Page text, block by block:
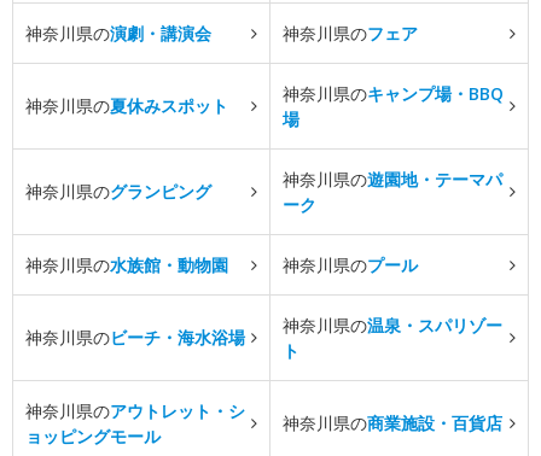
神奈川県の演劇・講演会 神奈川県のフェア
神奈川県の夏休みスポット
神奈川県のキャンプ場・BBQ
場
神奈川県のグランピング
神奈川県の遊園地・テーマパ
ーク
神奈川県の水族館・動物園 神奈川県のプール
神奈川県のビーチ・海水浴場
神奈川県の温泉・スパリゾー
ト
神奈川県のアウトレット・シ
ョッピングモール
神奈川県の商業施設・百貨店